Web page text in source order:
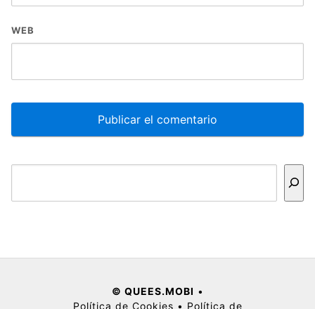
WEB
© QUEES.MOBI •
Política de Cookies • Política de